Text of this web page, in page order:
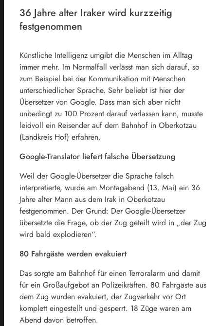
36 Jahre alter Iraker wird kurzzeitig
festgenommen
Künstliche Intelligenz umgibt die Menschen im Alltag
immer mehr. Im Normalfall verlässt man sich darauf, so
zum Beispiel bei der Kommunikation mit Menschen
unterschiedlicher Sprache. Sehr beliebt ist hier der
Übersetzer von Google. Dass man sich aber nicht
unbedingt zu 100 Prozent darauf verlassen kann, musste
leidvoll ein Reisender auf dem Bahnhof in Oberkotzau
(Landkreis Hof) erfahren.
Google-Translator liefert falsche Übersetzung
Weil der Google-Übersetzer die Sprache falsch
interpretierte, wurde am Montagabend (13. Mai) ein 36
Jahre alter Mann aus dem Irak in Oberkotzau
festgenommen. Der Grund: Der Google-Übersetzer
übersetzte die Frage, ob der Zug geteilt wird in „der Zug
wird bald explodieren“.
80 Fahrgäste werden evakuiert
Das sorgte am Bahnhof für einen Terroralarm und damit
für ein Großaufgebot an Polizeikräften. 80 Fahrgäste aus
dem Zug wurden evakuiert, der Zugverkehr vor Ort
komplett eingestellt und gesperrt. 18 Züge waren am
Abend davon betroffen.